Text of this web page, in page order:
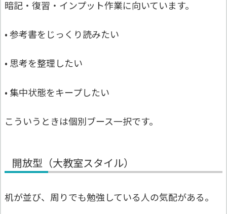
暗記・復習・インプット作業に向いています。
• 参考書をじっくり読みたい
• 思考を整理したい
• 集中状態をキープしたい
こういうときは個別ブース一択です。
開放型（大教室スタイル）
机が並び、周りでも勉強している人の気配がある。